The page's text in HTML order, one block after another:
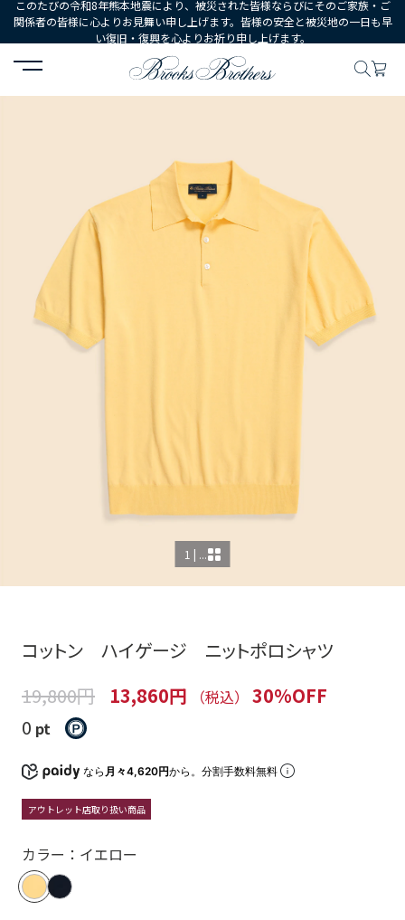
このたびの令和8年熊本地震により、被災された皆様ならびにそのご家族・ご
関係者の皆様に心よりお見舞い申し上げます。皆様の安全と被災地の一日も早
い復旧・復興を心よりお祈り申し上げます。
HOME ウェア トップス セーター コットン ハイゲ
1 | ...
コットン ハイゲージ ニットポロシャツ
19,800円
13,860円 （税込）
30%OFF
0 pt
なら 月々4,620円から。分割手数料無料
アウトレット店取り扱い商品
カラー：イエロー